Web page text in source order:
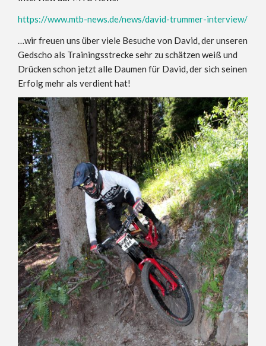
https://www.mtb-news.de/news/david-trummer-interview/
…wir freuen uns über viele Besuche von David, der unseren
Gedscho als Trainingsstrecke sehr zu schätzen weiß und
Drücken schon jetzt alle Daumen für David, der sich seinen
Erfolg mehr als verdient hat!